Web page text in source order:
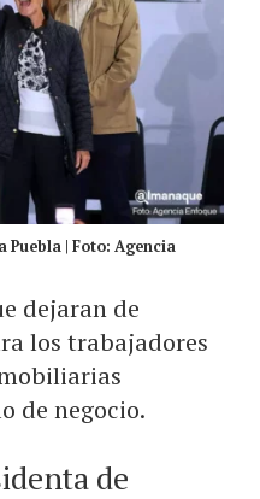
Puebla | Foto: Agencia
dejaran de
los trabajadores
de negocio.
de